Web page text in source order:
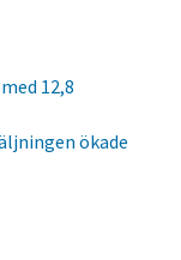
12,8
ökade